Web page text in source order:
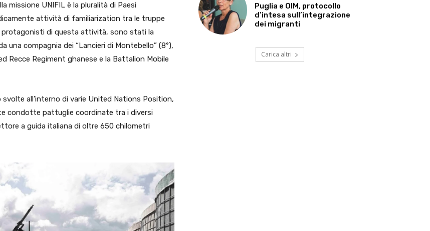
missione UNIFIL è la pluralità di Paesi
attività di familiarization tra le truppe
protagonisti di questa attività, sono stati la
una compagnia dei “Lancieri di Montebello” (8°),
Recce Regiment ghanese e la Battalion Mobile
all’interno di varie United Nations Position,
condotte pattuglie coordinate tra i diversi
a guida italiana di oltre 650 chilometri
Puglia e OIM, protocollo
d’intesa sull’integrazione
dei migranti
Carica altri